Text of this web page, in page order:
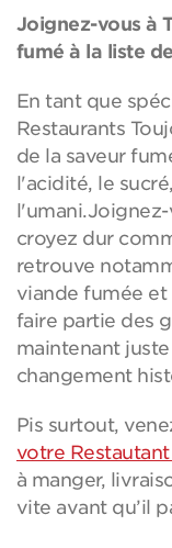
Joignez-vous à
fumé à la liste
En tant que
Restaurants
de la saveur
l'acidité, le
l'umani.Joignez-
croyez dur
retrouve
viande fumée
faire partie des
maintenant juste
changement
Pis surtout,
votre
à manger,
vite avant qu’il